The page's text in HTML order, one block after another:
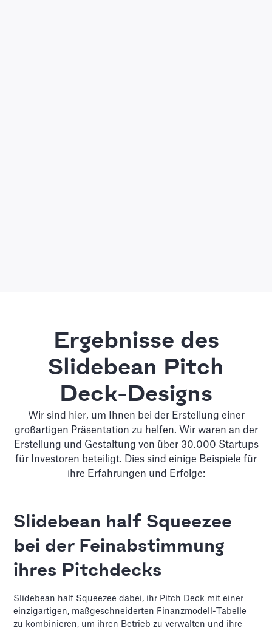
Ergebnisse des
Slidebean Pitch
Deck-Designs
Wir sind hier, um Ihnen bei der Erstellung einer
großartigen Präsentation zu helfen. Wir waren an der
Erstellung und Gestaltung von über 30.000 Startups
für Investoren beteiligt. Dies sind einige Beispiele für
ihre Erfahrungen und Erfolge:
Slidebean half Squeezee
bei der Feinabstimmung
ihres Pitchdecks
Slidebean half Squeezee dabei, ihr Pitch Deck mit einer
einzigartigen, maßgeschneiderten Finanzmodell-Tabelle
zu kombinieren, um ihren Betrieb zu verwalten und ihre